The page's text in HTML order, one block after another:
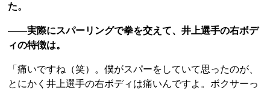
た。
――実際にスパーリングで拳を交えて、井上選手の右ボデ
ィの特徴は。
「痛いですね（笑）。僕がスパーをしていて思ったのが、
とにかく井上選手の右ボディは痛いんですよ。ボクサーっ